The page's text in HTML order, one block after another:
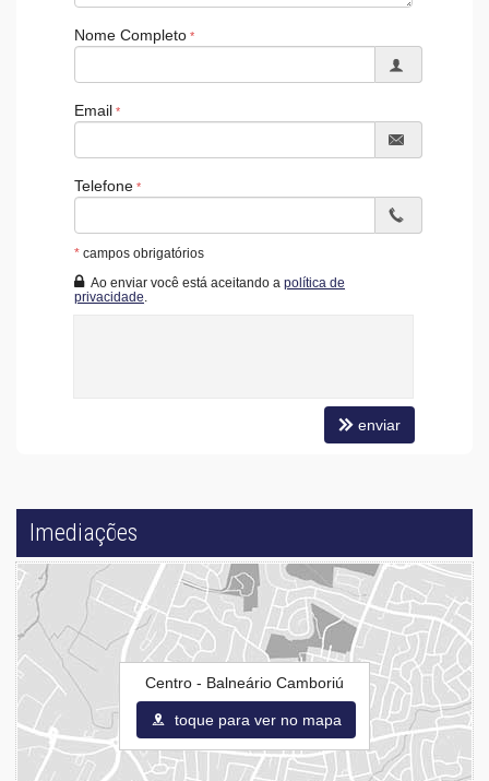
Infra para Veículos Elétricos
Nome Completo
Email
Telefone
* campos obrigatórios
Ao enviar você está aceitando a política de
privacidade
enviar
Imediações
Centro - Balneário Camboriú
toque para ver no mapa